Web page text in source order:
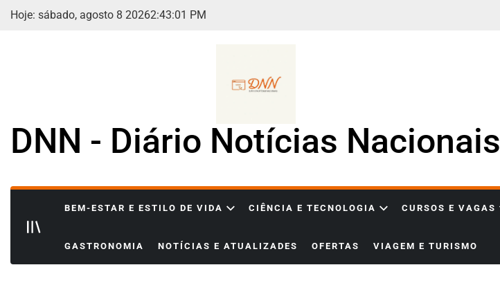
Skip
Hoje: sábado, agosto 8 20262:43:03 PM
DNN - Diário Notícias Nacionais
BEM-ESTAR E ESTILO DE VIDA CIÊNCIA E TECNOLOGIA CURSOS E VAGAS
GASTRONOMIA NOTÍCIAS E ATUALIZADES OFERTAS VIAGEM E TURISMO